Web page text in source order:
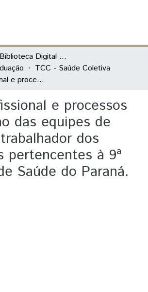
UNILA | Biblioteca Digital de Trabalhos de Conclusão de Curso
TCC - Saúde Coletiva
Perfil profissional e processos de trabalho das equipes de saúde do trabalhador dos municípios pertencentes à 9ª Regional de Saúde do Paraná.
e processos
das equipes de
dos
pertencentes à 9ª
Saúde do Paraná.